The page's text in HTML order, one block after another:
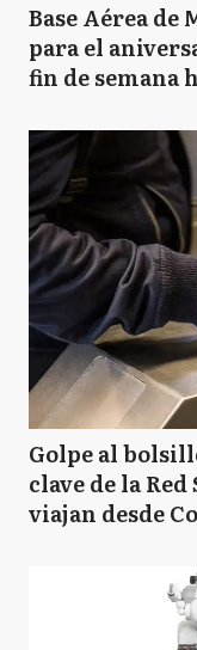
Base Aérea
para el
fin de semana
Golpe al
clave de la
viajan desde